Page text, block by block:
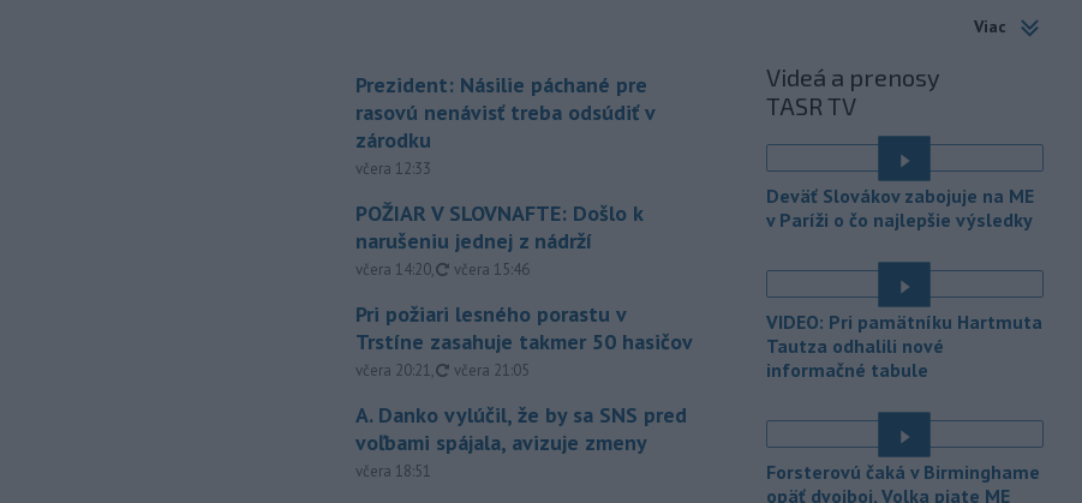
Prezident: Násilie páchané pre
rasovú nenávisť treba odsúdiť v
zárodku
včera 12:33
POŽIAR V SLOVNAFTE: Došlo k
narušeniu jednej z nádrží
včera 14:20, aktualizované
včera 15:46
Pri požiari lesného porastu v
Trstíne zasahuje takmer 50 hasičov
včera 20:21, aktualizované
včera 21:05
A. Danko vylúčil, že by sa SNS pred
voľbami spájala, avizuje zmeny
včera 18:51
Slovenská polícia prispela k
ktorý sa podarilo ukončiť
právoplatným odsúdením páchateľa v
15:21 - Piatkový požiar v
bratislavskej rafinérii Slovnaft je
pod kontrolou.Príčina jeho vzniku
TASR to potvrdil hovorca rafinérie
Anton Molnár.
15:17 - Ministerstvo kultúry (MK) SR
upraví verziu opatrenia o
pôsobnosti rezortu.
14:17 -
V bratislavskej rafinérii
Slovnaft horí uskladnený ropný
Viac
Videá a prenosy
TASR TV
Deväť Slovákov zabojuje na ME
v Paríži o čo najlepšie výsledky
VIDEO: Pri pamätníku Hartmuta
Tautza odhalili nové
informačné tabule
Forsterovú čaká v Birminghame
opäť dvojboj, Volka piate ME